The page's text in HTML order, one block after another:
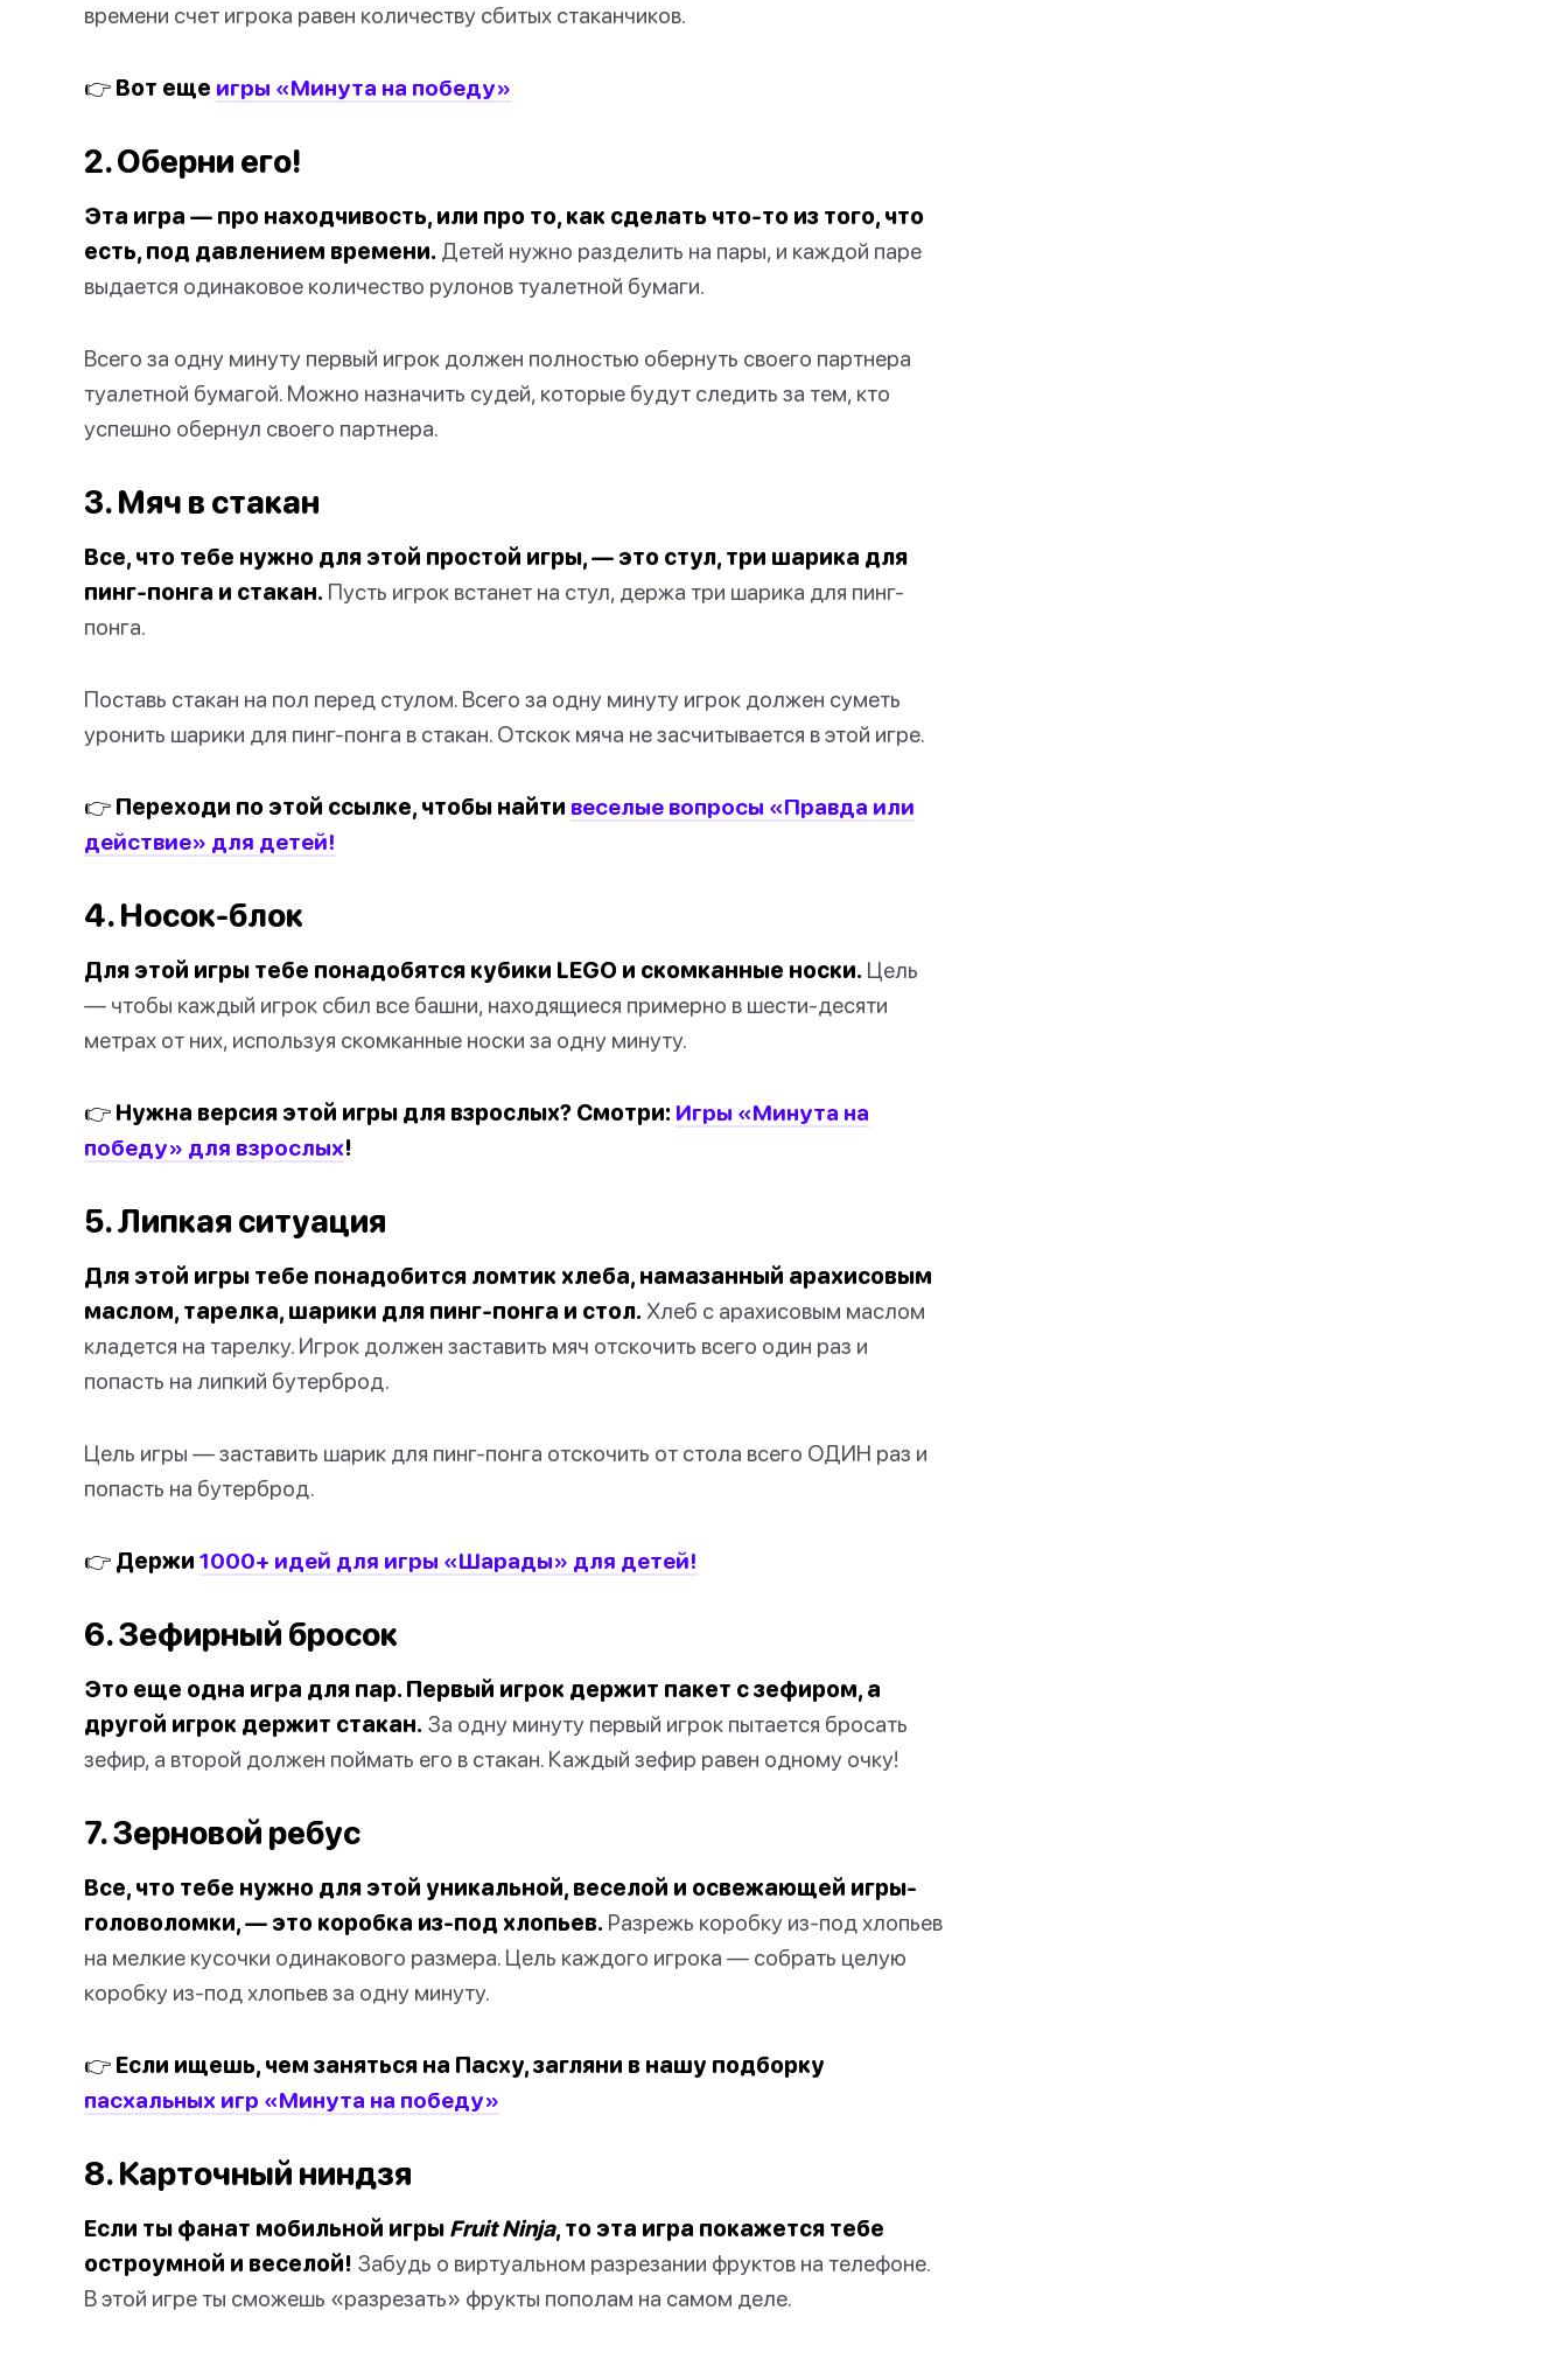
времени счет игрока равен количеству сбитых стаканчиков.
👉 Вот еще игры «Минута на победу»
2. Оберни его!
Эта игра — про находчивость, или про то, как сделать что-то из того, что
есть, под давлением времени. Детей нужно разделить на пары, и каждой паре
выдается одинаковое количество рулонов туалетной бумаги.
Всего за одну минуту первый игрок должен полностью обернуть своего партнера
туалетной бумагой. Можно назначить судей, которые будут следить за тем, кто
успешно обернул своего партнера.
3. Мяч в стакан
Все, что тебе нужно для этой простой игры, — это стул, три шарика для
пинг-понга и стакан. Пусть игрок встанет на стул, держа три шарика для пинг-
понга.
Поставь стакан на пол перед стулом. Всего за одну минуту игрок должен суметь
уронить шарики для пинг-понга в стакан. Отскок мяча не засчитывается в этой игре.
👉 Переходи по этой ссылке, чтобы найти веселые вопросы «Правда или
действие» для детей!
4. Носок-блок
Для этой игры тебе понадобятся кубики LEGO и скомканные носки. Цель
— чтобы каждый игрок сбил все башни, находящиеся примерно в шести-десяти
метрах от них, используя скомканные носки за одну минуту.
👉 Нужна версия этой игры для взрослых? Смотри: Игры «Минута на
победу» для взрослых!
5. Липкая ситуация
Для этой игры тебе понадобится ломтик хлеба, намазанный арахисовым
маслом, тарелка, шарики для пинг-понга и стол. Хлеб с арахисовым маслом
кладется на тарелку. Игрок должен заставить мяч отскочить всего один раз и
попасть на липкий бутерброд.
Цель игры — заставить шарик для пинг-понга отскочить от стола всего ОДИН раз и
попасть на бутерброд.
👉 Держи 1000+ идей для игры «Шарады» для детей!
6. Зефирный бросок
Это еще одна игра для пар. Первый игрок держит пакет с зефиром, а
другой игрок держит стакан. За одну минуту первый игрок пытается бросать
зефир, а второй должен поймать его в стакан. Каждый зефир равен одному очку!
7. Зерновой ребус
Все, что тебе нужно для этой уникальной, веселой и освежающей игры-
головоломки, — это коробка из-под хлопьев. Разрежь коробку из-под хлопьев
на мелкие кусочки одинакового размера. Цель каждого игрока — собрать целую
коробку из-под хлопьев за одну минуту.
👉 Если ищешь, чем заняться на Пасху, загляни в нашу подборку
пасхальных игр «Минута на победу»
8. Карточный ниндзя
Если ты фанат мобильной игры Fruit Ninja, то эта игра покажется тебе
остроумной и веселой! Забудь о виртуальном разрезании фруктов на телефоне.
В этой игре ты сможешь «разрезать» фрукты пополам на самом деле.